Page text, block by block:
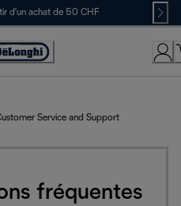
d'un achat de 50 CHF
Service and Support
fréquentes